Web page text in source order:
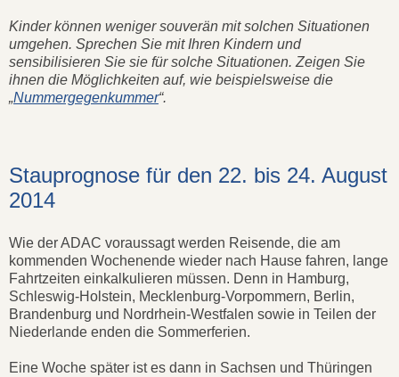
Kinder können weniger souverän mit solchen Situationen
umgehen. Sprechen Sie mit Ihren Kindern und
sensibilisieren Sie sie für solche Situationen. Zeigen Sie
ihnen die Möglichkeiten auf, wie beispielsweise die
„Nummergegenkummer“.
Stauprognose für den 22. bis 24. August
2014
Wie der ADAC voraussagt werden Reisende, die am
kommenden Wochenende wieder nach Hause fahren, lange
Fahrtzeiten einkalkulieren müssen. Denn in Hamburg,
Schleswig-Holstein, Mecklenburg-Vorpommern, Berlin,
Brandenburg und Nordrhein-Westfalen sowie in Teilen der
Niederlande enden die Sommerferien.
Eine Woche später ist es dann in Sachsen und Thüringen